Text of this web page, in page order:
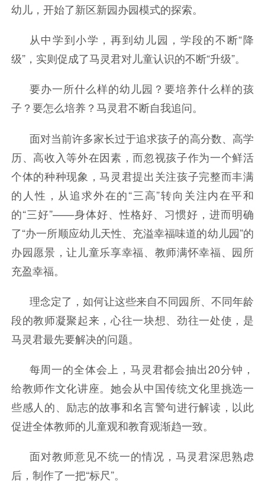
幼儿，开始了新区新园办园模式的探索。
从中学到小学，再到幼儿园，学段的不断“降
级”，实则促成了马灵君对儿童认识的不断“升级”。
要办一所什么样的幼儿园？要培养什么样的孩
子？要怎么培养？马灵君不断自我追问。
面对当前许多家长过于追求孩子的高分数、高学
历、高收入等外在因素，而忽视孩子作为一个鲜活
个体的种种现象，马灵君提出关注孩子完整而丰满
的人性，从追求外在的“三高”转向关注内在平和
的“三好”——身体好、性格好、习惯好，进而明确
了“办一所顺应幼儿天性、充溢幸福味道的幼儿园”的
办园愿景，让儿童乐享幸福、教师满怀幸福、园所
充盈幸福。
理念定了，如何让这些来自不同园所、不同年龄
段的教师凝聚起来，心往一块想、劲往一处使，是
马灵君最先要解决的问题。
每周一的全体会上，马灵君都会抽出20分钟，
给教师作文化讲座。她会从中国传统文化里挑选一
些感人的、励志的故事和名言警句进行解读，以此
促进全体教师的儿童观和教育观渐趋一致。
面对教师意见不统一的情况，马灵君深思熟虑
后，制作了一把“标尺”。